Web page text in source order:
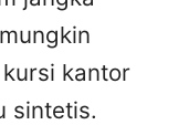
kantor
sintetis.